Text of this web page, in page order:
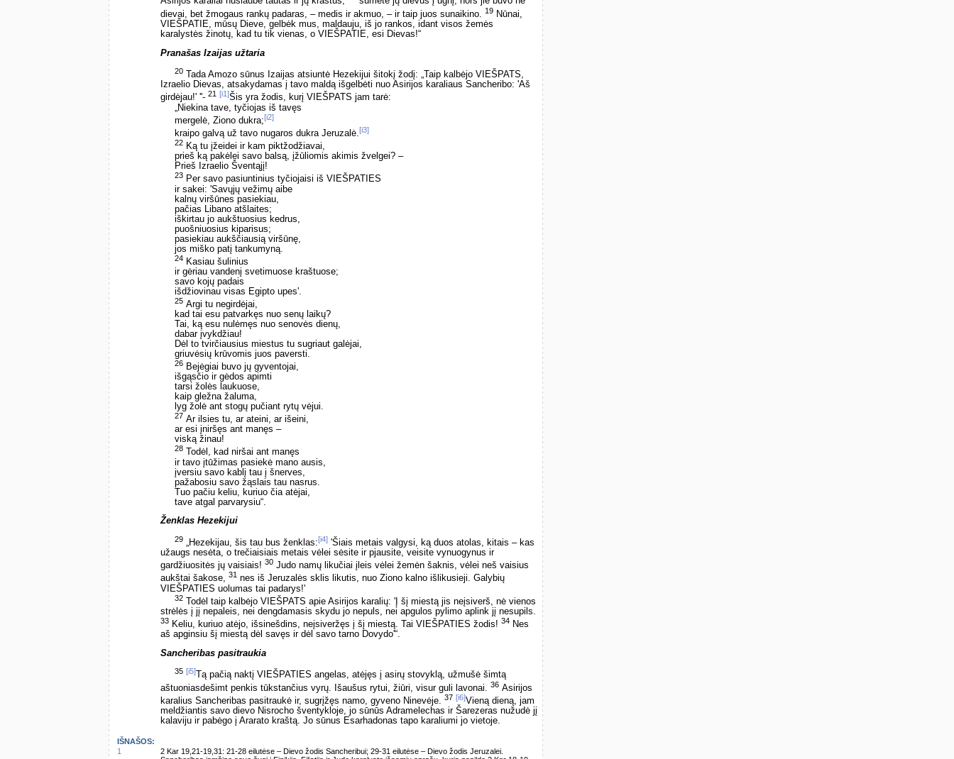
dievai, bet žmogaus rankų padaras, – medis ir akmuo, – ir taip juos sunaikino. 19 Nūnai,
VIEŠPATIE, mūsų Dieve, gelbėk mus, maldauju, iš jo rankos, idant visos žemės
karalystės žinotų, kad tu tik vienas, o VIEŠPATIE, esi Dievas!“
Pranašas Izaijas užtaria
20 Tada Amozo sūnus Izaijas atsiuntė Hezekijui šitokį žodį: „Taip kalbėjo VIEŠPATS,
Izraelio Dievas, atsakydamas į tavo maldą išgelbėti nuo Asirijos karaliaus Sancheribo: 'Aš
girdėjau!' ''- 21 [i1]Šis yra žodis, kurį VIEŠPATS jam tarė:
„Niekina tave, tyčiojas iš tavęs
mergelė, Ziono dukra;[i2]
kraipo galvą už tavo nugaros dukra Jeruzalė.[i3]
22 Ką tu įžeidei ir kam piktžodžiavai,
prieš ką pakėlei savo balsą, įžūliomis akimis žvelgei? –
Prieš Izraelio Šventąjį!
23 Per savo pasiuntinius tyčiojaisi iš VIEŠPATIES
ir sakei: 'Savųjų vežimų aibe
kalnų viršūnes pasiekiau,
pačias Libano atšlaites;
iškirtau jo aukštuosius kedrus,
puošniuosius kiparisus;
pasiekiau aukščiausią viršūnę,
jos miško patį tankumyną.
24 Kasiau šulinius
ir gėriau vandenį svetimuose kraštuose;
savo kojų padais
išdžiovinau visas Egipto upes'.
25 Argi tu negirdėjai,
kad tai esu patvarkęs nuo senų laikų?
Tai, ką esu nulėmęs nuo senovės dienų,
dabar įvykdžiau!
Dėl to tvirčiausius miestus tu sugriaut galėjai,
griuvėsių krūvomis juos paversti.
26 Bejėgiai buvo jų gyventojai,
išgąsčio ir gėdos apimti
tarsi žolės laukuose,
kaip gležna žaluma,
lyg žolė ant stogų pučiant rytų vėjui.
27 Ar ilsies tu, ar ateini, ar išeini,
ar esi įniršęs ant manęs –
viską žinau!
28 Todėl, kad niršai ant manęs
ir tavo įtūžimas pasiekė mano ausis,
įversiu savo kablį tau į šnerves,
pažabosiu savo žąslais tau nasrus.
Tuo pačiu keliu, kuriuo čia atėjai,
tave atgal parvarysiu“.
Ženklas Hezekijui
29 „Hezekijau, šis tau bus ženklas:[i4] 'Šiais metais valgysi, ką duos atolas, kitais – kas
užaugs nesėta, o trečiaisiais metais vėlei sėsite ir pjausite, veisite vynuogynus ir
gardžiuositės jų vaisiais! 30 Judo namų likučiai įleis vėlei žemėn šaknis, vėlei neš vaisius
aukštai šakose, 31 nes iš Jeruzalės sklis likutis, nuo Ziono kalno išlikusieji. Galybių
VIEŠPATIES uolumas tai padarys!'
32 Todėl taip kalbėjo VIEŠPATS apie Asirijos karalių: 'Į šį miestą jis neįsiverš, nė vienos
strėlės į jį nepaleis, nei dengdamasis skydu jo nepuls, nei apgulos pylimo aplink jį nesupils.
33 Keliu, kuriuo atėjo, išsinešdins, neįsiveržęs į šį miestą. Tai VIEŠPATIES žodis! 34 Nes
aš apginsiu šį miestą dėl savęs ir dėl savo tarno Dovydo'“.
Sancheribas pasitraukia
35 [i5]
Tą pačią naktį VIEŠPATIES angelas, atėjęs į asirų stovyklą, užmušė šimtą
aštuoniasdešimt penkis tūkstančius vyrų. Išaušus rytui, žiūri, visur guli lavonai. 36 Asirijos
karalius Sancheribas pasitraukė ir, sugrįžęs namo, gyveno Ninevėje. 37 [i6]Vieną dieną, jam
meldžiantis savo dievo Nisrocho šventykloje, jo sūnūs Adramelechas ir Šarezeras nužudė jį
kalaviju ir pabėgo į Ararato kraštą. Jo sūnus Esarhadonas tapo karaliumi jo vietoje.
IŠNAŠOS:
1
2 Kar 19,21-19,31: 21-28 eilutėse – Dievo žodis Sancheribui; 29-31 eilutėse – Dievo žodis Jeruzalei.